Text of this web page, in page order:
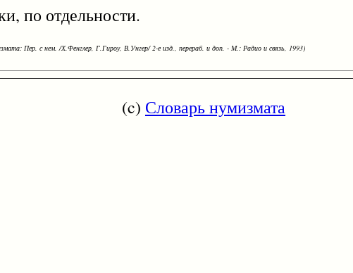
по отдельности.
Пер. с нем. /Х.Фенглер, Г.Гироу, В.Унгер/ 2-е изд., перераб. и доп. - М.: Радио и связь, 1993)
(c) Словарь нумизмата